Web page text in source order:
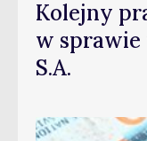
Kolejny
w sprawie
S.A.